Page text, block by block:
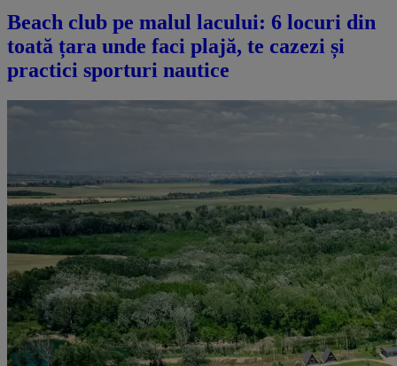
Beach club pe malul lacului: 6 locuri din
toată țara unde faci plajă, te cazezi și
practici sporturi nautice